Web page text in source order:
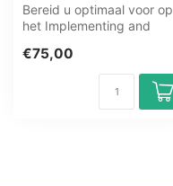
Bereid u optimaal voor op
het Implementing and
Core Tec...
€75,00